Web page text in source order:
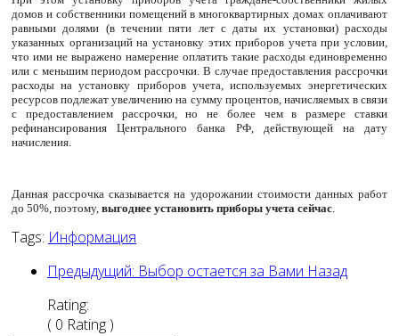
домов и собственники помещений в многоквартирных домах оплачивают
равными долями (в течении пяти лет с даты их установки) расходы
указанных организаций на установку этих приборов учета при условии,
что ими не выражено намерение оплатить такие расходы единовременно
или с меньшим периодом рассрочки. В случае предоставления рассрочки
расходы на установку приборов учета, используемых энергетических
ресурсов подлежат увеличению на сумму процентов, начисляемых в связи
с предоставлением рассрочки, но не более чем в размере ставки
рефинансирования Центрального банка РФ, действующей на дату
начисления.
Данная рассрочка сказывается на удорожании стоимости данных работ
до 50%, поэтому, выгоднее установить приборы учета сейчас.
Tags: Информация
Предыдущий: Выбор остается за Вами Назад
Rating:
( 0 Rating )